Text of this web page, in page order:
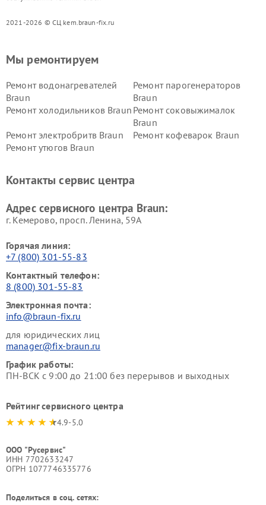
2021-2026 © СЦ kem.braun-fix.ru
Мы ремонтируем
Ремонт водонагревателей
Braun
Ремонт парогенераторов
Braun
Ремонт холодильников Braun Ремонт соковыжималок
Braun
Ремонт электробритв Braun
Ремонт кофеварок Braun
Ремонт утюгов Braun
Контакты сервис центра
Адрес сервисного центра Braun:
г. Кемерово, просп. Ленина, 59А
Горячая линия:
+7 (800) 301-55-83
Контактный телефон:
8 (800) 301-55-83
Электронная почта:
info@braun-fix.ru
для юридических лиц
manager@fix-braun.ru
График работы:
ПН-ВСК с 9:00 до 21:00 без перерывов и выходных
Рейтинг сервисного центра
4.9-5.0
ООО "Русервис"
ИНН 7702633247
ОГРН 1077746335776
Поделиться в соц. сетях: